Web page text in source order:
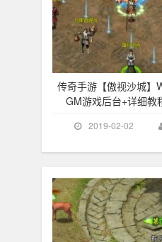
传奇手游【傲视沙城】
GM游戏后台+详细教
2019-02-02